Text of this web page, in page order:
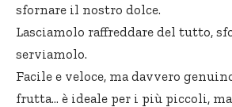
sfornare il nostro dolce.
Lasciamolo raffreddare del tutto,
serviamolo.
Facile e veloce, ma davvero
frutta… è ideale per i più piccoli,